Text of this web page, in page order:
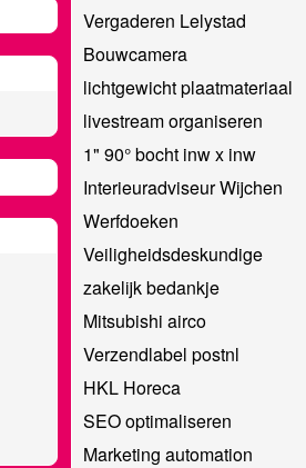
Vergaderen Lelystad
Bouwcamera
lichtgewicht plaatmateriaal
livestream organiseren
1" 90° bocht inw x inw
Interieuradviseur Wijchen
Werfdoeken
Veiligheidsdeskundige
zakelijk bedankje
Mitsubishi airco
Verzendlabel postnl
HKL Horeca
SEO optimaliseren
Marketing automation